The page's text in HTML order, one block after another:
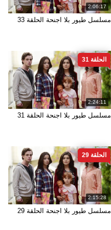
2:06:17
مسلسل طيور بلا اجنحة الحلقة 33
2:24:11
الحلقة 31
مسلسل طيور بلا اجنحة الحلقة 31
2:15:28
الحلقة 29
مسلسل طيور بلا اجنحة الحلقة 29